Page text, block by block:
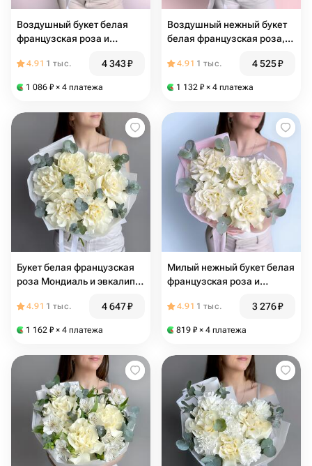
Воздушный букет белая
французская роза и
4.91 1 тыс. 4 343₽
1 086 ₽ × 4 платежа
Воздушный нежный букет
белая французская роза,
4.91 1 тыс. 4 525₽
1 132 ₽ × 4 платежа
Букет белая французская
роза Мондиаль и эвкалипт
4.91 1 тыс. 4 647₽
1 162 ₽ × 4 платежа
Милый нежный букет белая
французская роза и
4.91 1 тыс. 3 276₽
819 ₽ × 4 платежа